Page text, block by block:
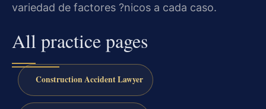
variedad de factores ?nicos a cada caso.
All practice pages
Construction Accident Lawyer